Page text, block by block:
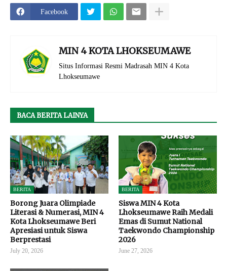
Facebook
MIN 4 KOTA LHOKSEUMAWE
Situs Informasi Resmi Madrasah MIN 4 Kota
Lhokseumawe
BACA BERITA LAINYA
BERITA
Borong Juara Olimpiade
Literasi & Numerasi, MIN 4
Kota Lhokseumawe Beri
Apresiasi untuk Siswa
Berprestasi
July 20, 2026
BERITA
Siswa MIN 4 Kota
Lhokseumawe Raih Medali
Emas di Sumut National
Taekwondo Championship
2026
June 27, 2026